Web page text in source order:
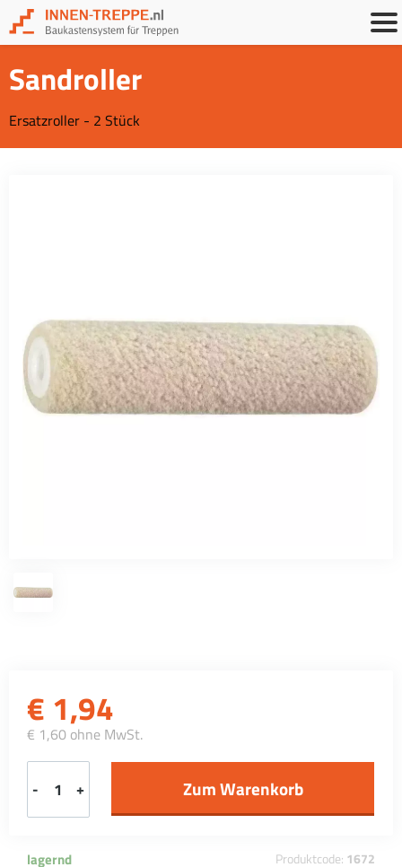
Sandroller
Ersatzroller - 2 Stück
€ 1,94
€ 1,60 ohne MwSt.
- +
lagernd Produktcode: 1672